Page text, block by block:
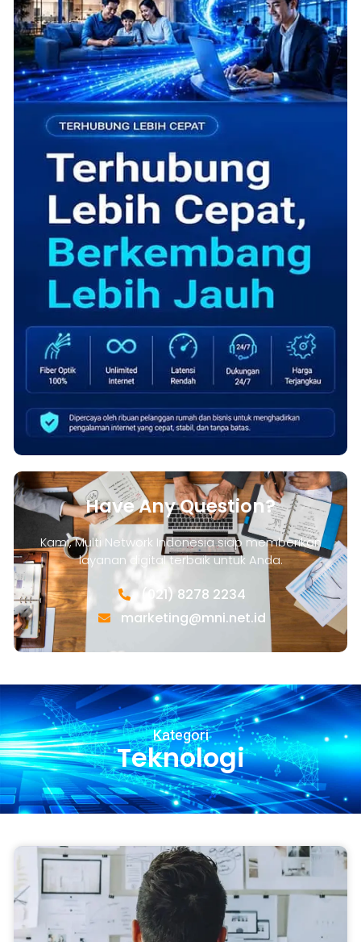
Have Any Question?
Kami, Multi Network Indonesia siap memberikan
layanan digital terbaik untuk Anda.
(021) 8278 2234
marketing@mni.net.id
Kategori
Teknologi